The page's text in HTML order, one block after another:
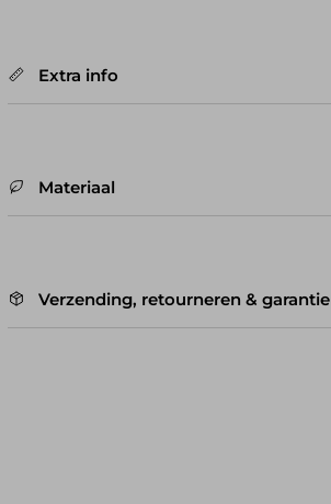
Extra info
Materiaal
Verzending, retourneren & garantie